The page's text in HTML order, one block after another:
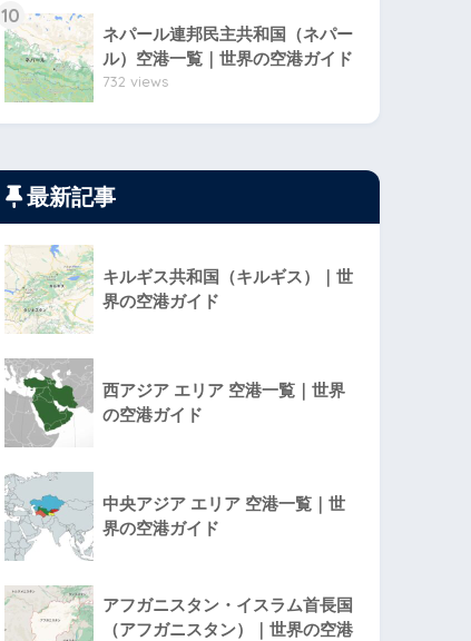
10
ネパール連邦民主共和国（ネパー
ル）空港一覧｜世界の空港ガイド
732 views
最新記事
キルギス共和国（キルギス）｜世
界の空港ガイド
西アジア エリア 空港一覧｜世界
の空港ガイド
中央アジア エリア 空港一覧｜世
界の空港ガイド
アフガニスタン・イスラム首長国
（アフガニスタン）｜世界の空港